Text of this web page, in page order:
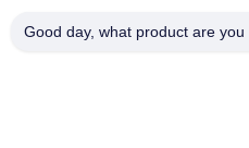
Guangdong Yuhua Playing
Good day, what product are